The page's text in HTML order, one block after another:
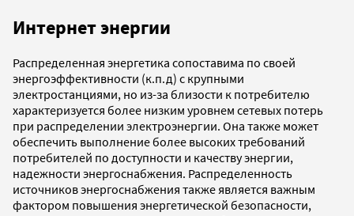
Интернет энергии
Распределенная энергетика сопоставима по своей
энергоэффективности (к.п.д) с крупными
электростанциями, но из-за близости к потребителю
характеризуется более низким уровнем сетевых потерь
при распределении электроэнергии. Она также может
обеспечить выполнение более высоких требований
потребителей по доступности и качеству энергии,
надежности энергоснабжения. Распределенность
источников энергоснабжения также является важным
фактором повышения энергетической безопасности,